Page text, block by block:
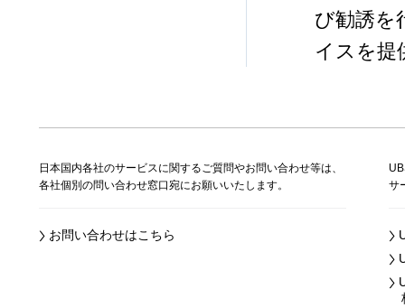
び勧誘を
イスを提
日本国内各社のサービスに関するご質問やお問い合わせ等は、
各社個別の問い合わせ窓口宛にお願いいたします。
お問い合わせはこちら
サ